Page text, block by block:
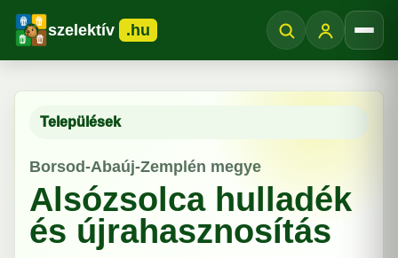
szelektív .hu
Települések
Borsod-Abaúj-Zemplén megye
Alsózsolca hulladék
és újrahasznosítás